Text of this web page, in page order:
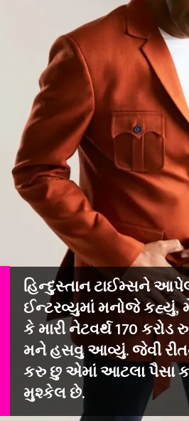
હિન્દુસ્તાન ટાઈમ્સને
ઈન્ટરવ્યુમાં મનોજે કહ્યું,
કે મારી નેટવર્થ 170 કરોડ
મને હસવુ આવ્યું. જેવી
કરુ છુ એમાં આટલા પૈસા
મુશ્કેલ છે.